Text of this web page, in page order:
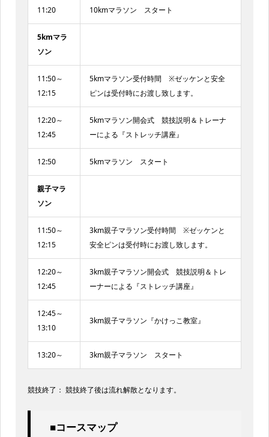
11:20 10kmマラソン スタート
5kmマラ
ソン
11:50～
12:15
5kmマラソン受付時間 ※ゼッケンと安全
ピンは受付時にお渡し致します。
12:20～
12:45
5kmマラソン開会式 競技説明＆トレーナ
ーによる『ストレッチ講座』
12:50 5kmマラソン スタート
親子マラ
ソン
11:50～
12:15
3km親子マラソン受付時間 ※ゼッケンと
安全ピンは受付時にお渡し致します。
12:20～
12:45
3km親子マラソン開会式 競技説明＆トレ
ーナーによる『ストレッチ講座』
12:45～
13:10
3km親子マラソン『かけっこ教室』
13:20～ 3km親子マラソン スタート
競技終了： 競技終了後は流れ解散となります。
■コースマップ